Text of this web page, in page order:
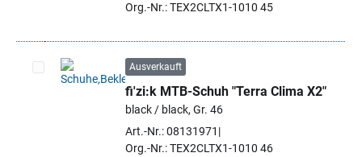
Org.-Nr.: TEX2CLTX1-1010 45
Artikel auswählen
Ausverkauft
fi'zi:k MTB-Schuh "Terra Clima X2"
black / black, Gr. 46
Art.-Nr.: 08131971
Org.-Nr.: TEX2CLTX1-1010 46